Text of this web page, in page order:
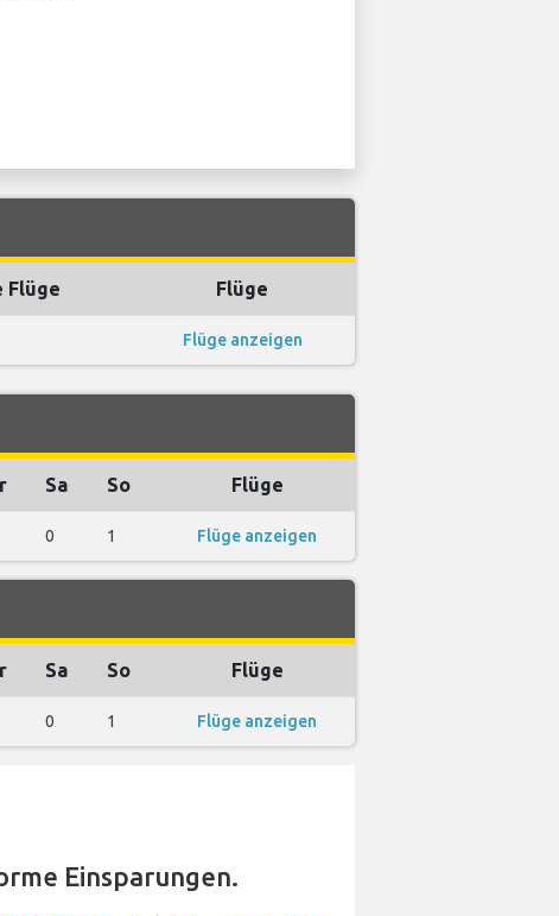
Flüge Flüge
Flüge anzeigen
Sa So Flüge
0 1 Flüge anzeigen
Sa So Flüge
0 1 Flüge anzeigen
Einsparungen.